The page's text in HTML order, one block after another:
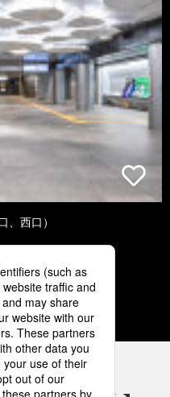
西口）
4
SNSアカウント